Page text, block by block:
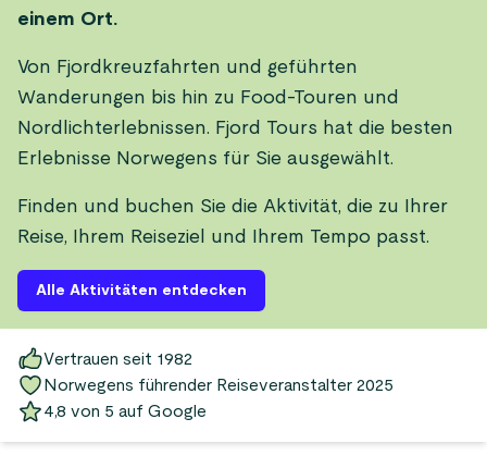
einem Ort.
Von Fjordkreuzfahrten und geführten
Wanderungen bis hin zu Food-Touren und
Nordlichterlebnissen. Fjord Tours hat die besten
Erlebnisse Norwegens für Sie ausgewählt.
Finden und buchen Sie die Aktivität, die zu Ihrer
Reise, Ihrem Reiseziel und Ihrem Tempo passt.
Alle Aktivitäten entdecken
Vertrauen seit 1982
Norwegens führender Reiseveranstalter 2025
4,8 von 5 auf Google